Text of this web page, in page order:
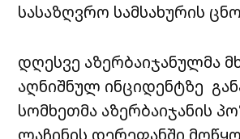
სასაზღვრო სამსახურის
დღესვე აზერბაიჯანულმა
აღნიშნულ ინციდენტზე
სომხეთმა აზერბაიჯანის